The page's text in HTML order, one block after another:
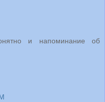
и напоминание об